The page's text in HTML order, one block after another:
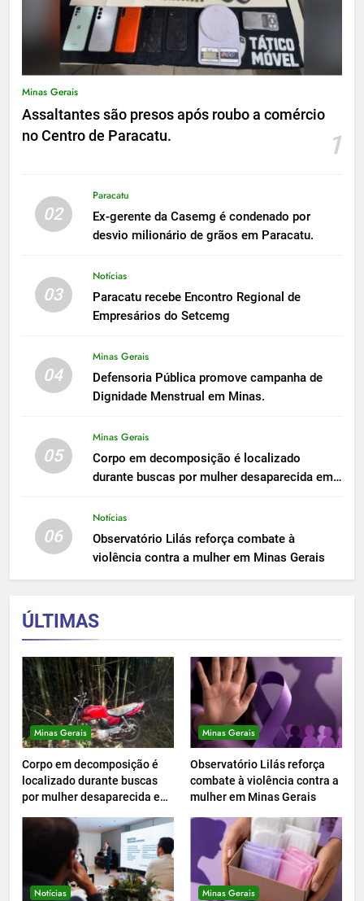
Minas Gerais
Assaltantes são presos após roubo a comércio
no Centro de Paracatu.
1
02
Paracatu
Ex-gerente da Casemg é condenado por
desvio milionário de grãos em Paracatu.
03
Notícias
Paracatu recebe Encontro Regional de
Empresários do Setcemg
04
Minas Gerais
Defensoria Pública promove campanha de
Dignidade Menstrual em Minas.
05
Minas Gerais
Corpo em decomposição é localizado
durante buscas por mulher desaparecida em
06
Notícias
Observatório Lilás reforça combate à
violência contra a mulher em Minas Gerais
ÚLTIMAS
Minas Gerais
Corpo em decomposição é
localizado durante buscas
por mulher desaparecida em
Minas Gerais
Observatório Lilás reforça
combate à violência contra a
mulher em Minas Gerais
Notícias Minas Gerais